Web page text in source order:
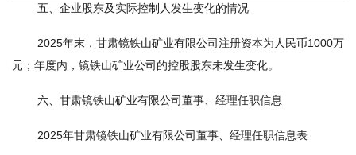
五、企业股东及实际控制人发生变化的情况
2025年末，甘肃镜铁山矿业有限公司注册资本为人民币1000万
元；年度内，镜铁山矿业公司的控股股东未发生变化。
六、甘肃镜铁山矿业有限公司董事、经理任职信息
2025年甘肃镜铁山矿业有限公司董事、经理任职信息表